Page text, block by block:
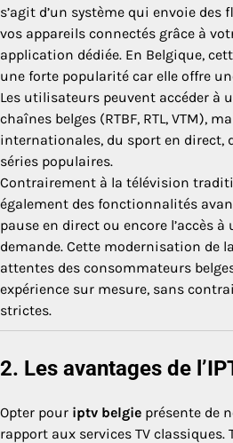
s’agit d’un système qui envoie
vos appareils connectés grâce à
application dédiée. En Belgique,
une forte popularité car elle offre
Les utilisateurs peuvent accéder à
chaînes belges (RTBF, RTL, VTM),
internationales, du sport en direct,
séries populaires.
Contrairement à la télévision
également des fonctionnalités
pause en direct ou encore l’accès
demande. Cette modernisation de
attentes des consommateurs
expérience sur mesure, sans
strictes.
2. Les avantages de
Opter pour iptv belgie présente de
rapport aux services TV classiques.